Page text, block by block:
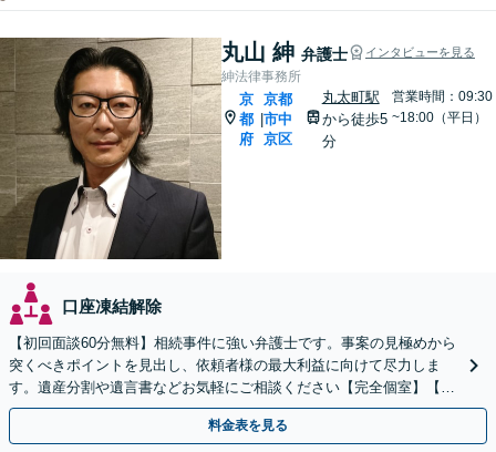
丸山 紳 弁護士 インタビューを見る
紳法律事務所
京
都
府
京都
市中
京区
丸太町駅
から徒歩5
分
営業時間：09:30
~18:00（平日）
口座凍結解除
【初回面談60分無料】相続事件に強い弁護士です。事案の見極めから
突くべきポイントを見出し、依頼者様の最大利益に向けて尽力しま
す。遺産分割や遺言書などお気軽にご相談ください【完全個室】【丸
太町駅5分】
料金表を見る